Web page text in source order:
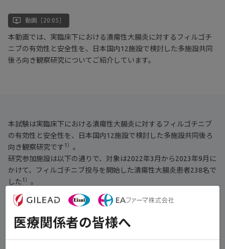
ondemand_video 動画［20:05］
本動画では、実臨床下における潰瘍性大腸炎に対するフィルゴチ
ニブの有効性と安全性を、日本国内12施設で検討した多施設共同
後ろ向き観察研究についてご紹介しています。
本試験は実臨床下における潰瘍性大腸炎に対するフィルゴチニブ
の有効性と安全性を、日本国内12施設で検討した多施設共同後ろ
向き観察研究です1） 。
研究参加施設は以下の通りで、対象は2022年3月から2023年9月に
かけて、フィルゴチニブ投与を開始した潰瘍性大腸炎患者238名で
した1） 。
医療関係者の皆様へ